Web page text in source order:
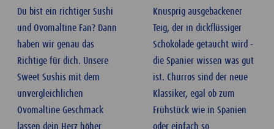
Du bist ein richtiger Sushi
und Ovomaltine Fan? Dann
haben wir genau das
Richtige für dich. Unsere
Sweet Sushis mit dem
unvergleichlichen
Ovomaltine Geschmack
lassen dein Herz höher
Knusprig ausgebackener
Teig, der in dickflüssiger
Schokolade getaucht wird -
die Spanier wissen was gut
ist. Churros sind der neue
Klassiker, egal ob zum
Frühstück wie in Spanien
oder einfach so